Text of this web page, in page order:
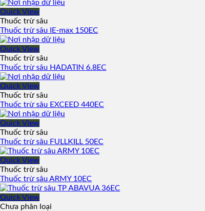
Quick View
Thuốc trừ sâu
Thuốc trừ sâu IE-max 150EC
Quick View
Thuốc trừ sâu
Thuốc trừ sâu HADATIN 6.8EC
Quick View
Thuốc trừ sâu
Thuốc trừ sâu EXCEED 440EC
Quick View
Thuốc trừ sâu
Thuốc trừ sâu FULLKILL 50EC
Quick View
Thuốc trừ sâu
Thuốc trừ sâu ARMY 10EC
Quick View
Chưa phân loại